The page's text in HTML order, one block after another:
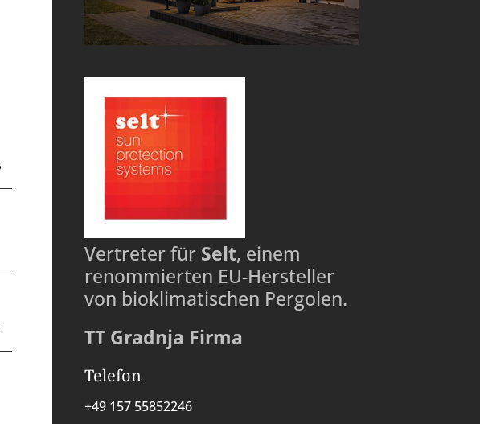
Vertreter für Selt, einem
renommierten EU-Hersteller
von bioklimatischen Pergolen.
TT Gradnja Firma
Telefon
+49 157 55852246